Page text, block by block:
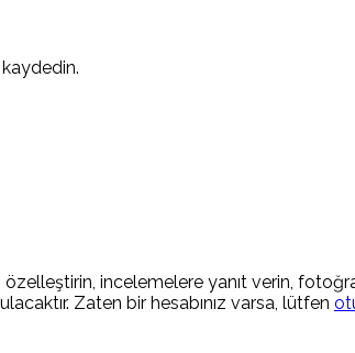
incelemelere yanıt verin,
Zaten bir hesabınız varsa, lütfen